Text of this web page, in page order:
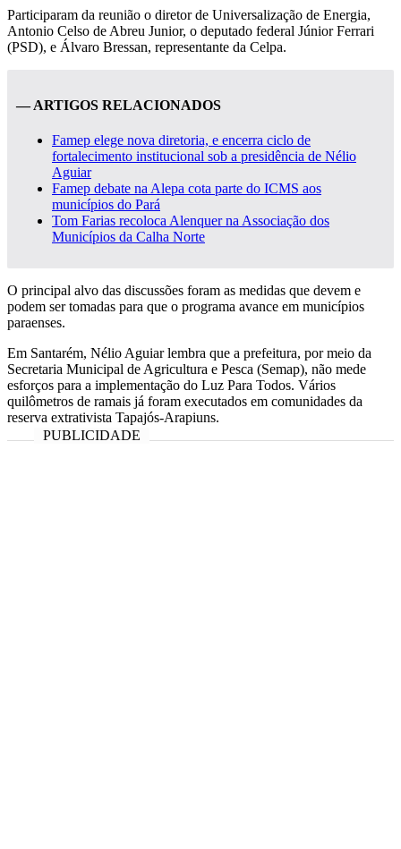
Participaram da reunião o diretor de Universalização de Energia,
Antonio Celso de Abreu Junior, o deputado federal Júnior Ferrari
(PSD), e Álvaro Bressan, representante da Celpa.
— ARTIGOS RELACIONADOS
Famep elege nova diretoria, e encerra ciclo de
fortalecimento institucional sob a presidência de Nélio
Aguiar
Famep debate na Alepa cota parte do ICMS aos
municípios do Pará
Tom Farias recoloca Alenquer na Associação dos
Municípios da Calha Norte
O principal alvo das discussões foram as medidas que devem e
podem ser tomadas para que o programa avance em municípios
paraenses.
Em Santarém, Nélio Aguiar lembra que a prefeitura, por meio da
Secretaria Municipal de Agricultura e Pesca (Semap), não mede
esforços para a implementação do Luz Para Todos. Vários
quilômetros de ramais já foram executados em comunidades da
reserva extrativista Tapajós-Arapiuns.